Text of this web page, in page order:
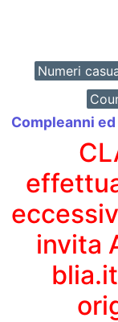
Numeri
Compleanni
invita